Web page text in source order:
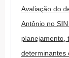
Avaliação do
Antônio no
planejamento,
determinantes